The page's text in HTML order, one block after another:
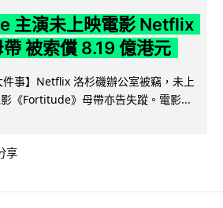
主演未上映電影 Netflix
被索償 8.19 億港元
件事】Netflix 洛杉磯辦公室被竊，未上
《Fortitude》母帶亦告失蹤。電影...
享